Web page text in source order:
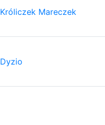
Króliczek Mareczek
Dyzio